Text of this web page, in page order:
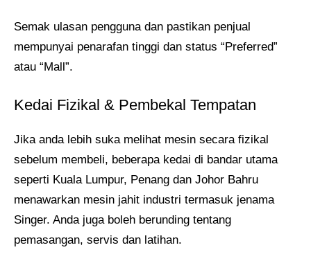
Semak ulasan pengguna dan pastikan penjual
mempunyai penarafan tinggi dan status “Preferred”
atau “Mall”.
Kedai Fizikal & Pembekal Tempatan
Jika anda lebih suka melihat mesin secara fizikal
sebelum membeli, beberapa kedai di bandar utama
seperti Kuala Lumpur, Penang dan Johor Bahru
menawarkan mesin jahit industri termasuk jenama
Singer. Anda juga boleh berunding tentang
pemasangan, servis dan latihan.